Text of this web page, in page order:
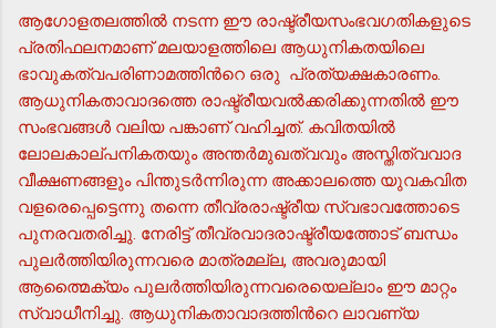
ആഗോളതലത്തില്‍ നടന്ന ഈ രാഷ്ട്രീയസംഭവഗതികളുടെ
പ്രതിഫലനമാണ് മലയാളത്തിലെ ആധുനികതയിലെ
ഭാവുകത്വപരിണാമത്തിന്‍റെ ഒരു പ്രത്യക്ഷകാരണം.
ആധുനികതാവാദത്തെ രാഷ്ട്രീയവല്‍ക്കരിക്കുന്നതില്‍ ഈ
സംഭവങ്ങള്‍ വലിയ പങ്കാണ് വഹിച്ചത്. കവിതയില്‍
ലോലകാല്പനികതയും അന്തര്‍മുഖത്വവും അസ്തിത്വവാദ
വീക്ഷണങ്ങളും പിന്തുടര്‍ന്നിരുന്ന അക്കാലത്തെ യുവകവിത
വളരെപ്പെട്ടെന്നു തന്നെ തീവ്രരാഷ്ട്രീയ സ്വഭാവത്തോടെ
പുനരവതരിച്ചു. നേരിട്ട് തീവ്രവാദരാഷ്ട്രീയത്തോട് ബന്ധം
പുലര്‍ത്തിയിരുന്നവരെ മാത്രമല്ല, അവരുമായി
ആത്മൈക്യം പുലര്‍ത്തിയിരുന്നവരെയെല്ലാം ഈ മാറ്റം
സ്വാധീനിച്ചു. ആധുനികതാവാദത്തിന്‍റെ ലാവണ്യ